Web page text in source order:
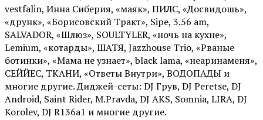
vestfalin, Инна Сиберия, «маяк», ПИЛС, «Досвидошь»,
«друнк», «Борисовский Тракт», Sipe, 3.56 am,
SALVADOR, «Шлюз», SOULTYLER, «ночь на кухне»,
Lemium, «котарды», ШАТЯ, Jazzhouse Trio, «Рваные
ботинки», «Мама не узнает», black lama, «неаринаменя»,
СЕЙЙЕС, ТКАНИ, «Ответы Внутри», ВОДОПАДЫ и
многие другие. Диджей-сеты: DJ Грув, DJ Peretse, DJ
Android, Saint Rider, М.Pravda, DJ AKS, Somnia, LIRA, DJ
Korolev, DJ R136a1 и многие другие.